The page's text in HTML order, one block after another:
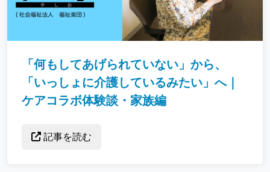
「何もしてあげられていない」から、
「いっしょに介護しているみたい」へ｜
ケアコラボ体験談・家族編
記事を読む